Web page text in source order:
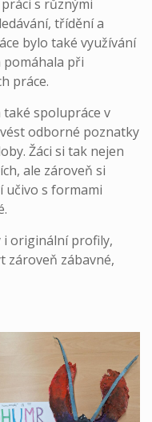
s různými
třídění a
bylo také využívání
pomáhala při
práce.
spolupráce v
odborné poznatky
Žáci si tak nejen
ale zároveň si
učivo s formami
i originální profily,
zároveň zábavné,